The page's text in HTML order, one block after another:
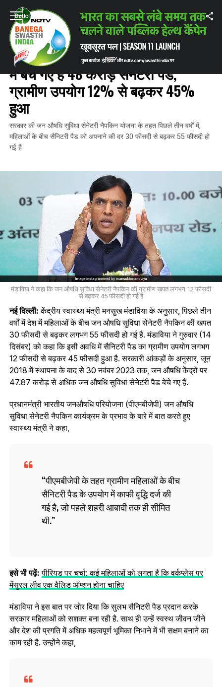
Home / वूमेन हेल्‍थ सरकारी योजना के तहत 2018 से देशभर में बेचे गए हैं 48
वूमेन हेल्‍थ
सरकारी योजना के तहत 2018 से देशभर
में बेचे गए हैं 48 करोड़ सेनेटरी पैड,
ग्रामीण उपयोग 12% से बढ़कर 45%
हुआ
सरकार की जन औषधि सुविधा सेनेटरी नैपकिन योजना के तहत पिछले तीन वर्षों में,
महिलाओं के बीच सैनिटरी पैड को अपनाने की दर 30 फीसदी से बढ़कर 55 फीसदी हो
गई है
मंडाविया ने कहा कि जन औषधि सुविधा सेनेटरी नैपकिन की ग्रामीण खपत लगभग 12 फीसदी
से बढ़कर 45 फीसदी हो गई है
नई दिल्ली: केंद्रीय स्वास्थ्य मंत्री मनसुख मंडाविया के अनुसार, पिछले तीन
वर्षों में देश में महिलाओं के बीच जन औषधि सुविधा सेनेटरी नैपकिन की खपत
30 फीसदी से बढ़कर लगभग 55 फीसदी हो गई है. मंडाविया ने गुरुवार (14
दिसंबर) को कहा कि इसी अवधि में सैनिटरी पैड का ग्रामीण उपयोग लगभग
12 फीसदी से बढ़कर 45 फीसदी हुआ है. सरकारी आंकड़ों के अनुसार, जून
2018 में स्थापना के बाद से 30 नवंबर 2023 तक, जन औषधि केंद्रों पर
47.87 करोड़ से अधिक जन औषधि सुविधा सेनेटरी पैड बेचे गए हैं.
प्रधानमंत्री भारतीय जनऔषधि परियोजना (पीएमबीजेपी) जन औषधि
सुविधा सेनेटरी नैपकिन कार्यक्रम के प्रभाव के बारे में बात करते हुए
स्वास्थ्य मंत्री ने कहा,
पीएमबीजेपी के तहत ग्रामीण महिलाओं के बीच
सैनिटरी पैड के उपयोग में काफी वृद्धि दर्ज की
गई है, जो पहले शहरी आबादी तक ही सीमित
थी.
इसे भी पढ़ें:पीरियड पर चर्चा: कई महिलाओं को लगता है कि वर्कप्लेस पर
मेंसुरल लीव एक वैलिड ऑप्शन होना चाहिए
मंडाविया ने इस बात पर जोर दिया कि सुलभ सैनिटरी पैड प्रदान करके
सरकार महिलाओं को सशक्त बना रही है. साथ ही उन्हें स्वस्थ जीवन जीने
और देश की प्रगति में अधिक महत्वपूर्ण भूमिका निभाने में भी सक्षम बनाने का
काम रही है. उन्होंने कहा,